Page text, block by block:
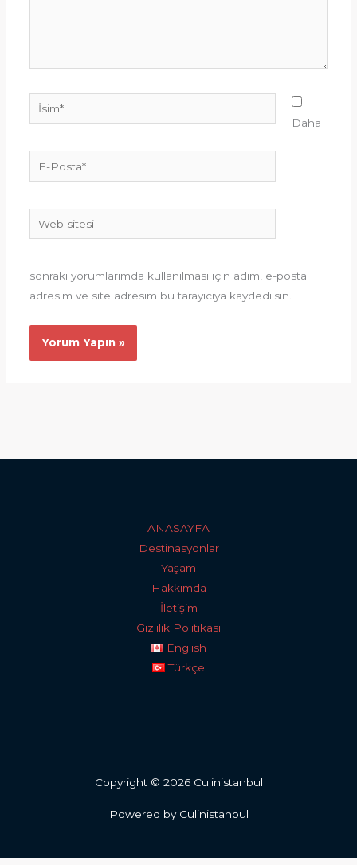
İsim*
Posta*
sitesi
Daha
sonraki yorumlarımda kullanılması için adım, e-posta
adresim ve site adresim bu tarayıcıya kaydedilsin.
ANASAYFA
Destinasyonlar
Yaşam
Hakkımda
İletişim
Gizlilik Politikası
English
Türkçe
Copyright © 2026 Culinistanbul
Powered by Culinistanbul